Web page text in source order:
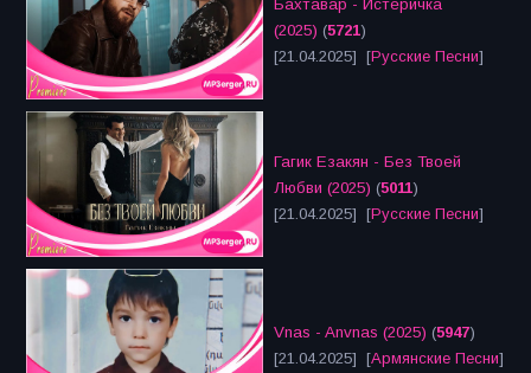
Бахтавар - Истеричка
(2025) (5721)
[21.04.2025] [Русские Песни]
Гагик Езакян - Без Твоей
Любви (2025) (5011)
[21.04.2025] [Русские Песни]
Vnas - Anvnas (2025) (5947)
[21.04.2025] [Армянские Песни]